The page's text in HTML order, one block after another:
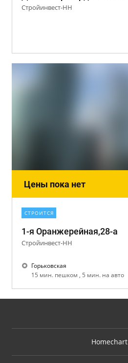
Стройинвест-НН
Цены пока нет
СТРОИТСЯ
1-я Оранжерейная,28-а
Стройинвест-НН
Горьковская
15 мин. пешком , 5 мин. на авто
Homechart